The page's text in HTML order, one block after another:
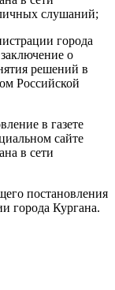
слушаний;
города
о
решений в
Российской
в газете
сайте
в сети
постановления
города Кургана.